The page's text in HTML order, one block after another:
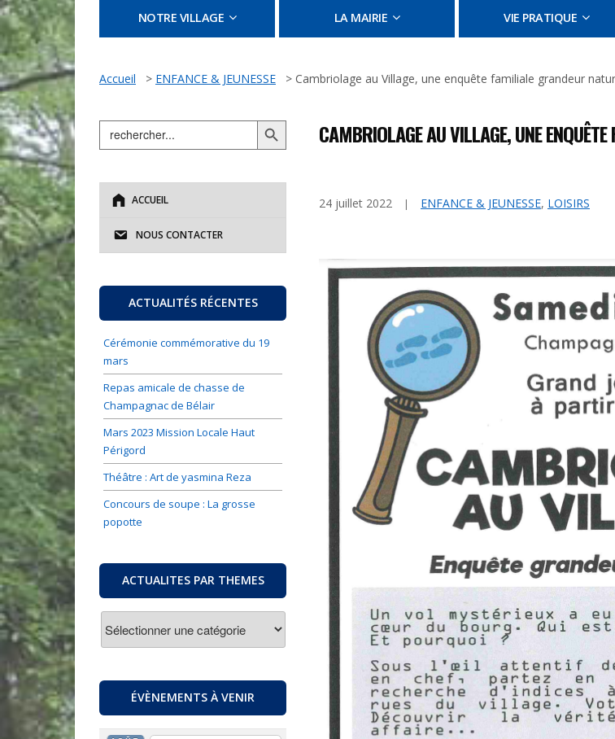
NOTRE VILLAGE LA MAIRIE VIE PRATIQUE
Accueil > ENFANCE & JEUNESSE > Cambriolage au Village, une enquête familiale grandeur
Search Search Button
ACCUEIL
NOUS CONTACTER
ACTUALITÉS RÉCENTES
Cérémonie commémorative du 19
mars
Repas amicale de chasse de
Champagnac de Bélair
Mars 2023 Mission Locale Haut
Périgord
Théâtre : Art de yasmina Reza
Concours de soupe : La grosse
popotte
ACTUALITES PAR THEMES
PAR
ÉVÈNEMENTS À VENIR
CAMBRIOLAGE AU VILLAGE, UNE
24 juillet 2022 ENFANCE & JEUNESSE, LOISIRS